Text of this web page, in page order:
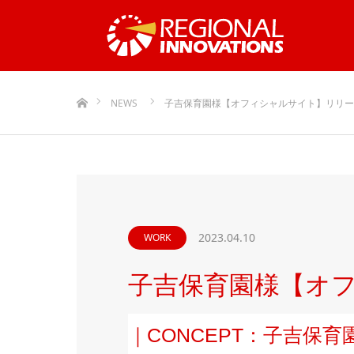
NEWS
子吉保育園様【オフィシャルサイト】リリ
WORK 2023.04.10
子吉保育園様【オ
｜CONCEPT：子吉保